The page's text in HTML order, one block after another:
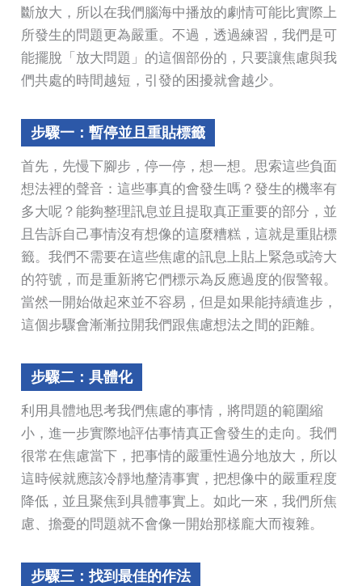
斷放大，所以在我們腦海中播放的劇情可能比實際上
所發生的問題更為嚴重。不過，透過練習，我們是可
能擺脫「放大問題」的這個部份的，只要讓焦慮與我
們共處的時間越短，引發的困擾就會越少。
步驟一：暫停並且重貼標籤
首先，先慢下腳步，停一停，想一想。思索這些負面
想法裡的聲音：這些事真的會發生嗎？發生的機率有
多大呢？能夠整理訊息並且提取真正重要的部分，並
且告訴自己事情沒有想像的這麼糟糕，這就是重貼標
籤。我們不需要在這些焦慮的訊息上貼上緊急或誇大
的符號，而是重新將它們標示為反應過度的假警報。
當然一開始做起來並不容易，但是如果能持續進步，
這個步驟會漸漸拉開我們跟焦慮想法之間的距離。
步驟二：具體化
利用具體地思考我們焦慮的事情，將問題的範圍縮
小，進一步實際地評估事情真正會發生的走向。我們
很常在焦慮當下，把事情的嚴重性過分地放大，所以
這時候就應該冷靜地釐清事實，把想像中的嚴重程度
降低，並且聚焦到具體事實上。如此一來，我們所焦
慮、擔憂的問題就不會像一開始那樣龐大而複雜。
步驟三：找到最佳的作法